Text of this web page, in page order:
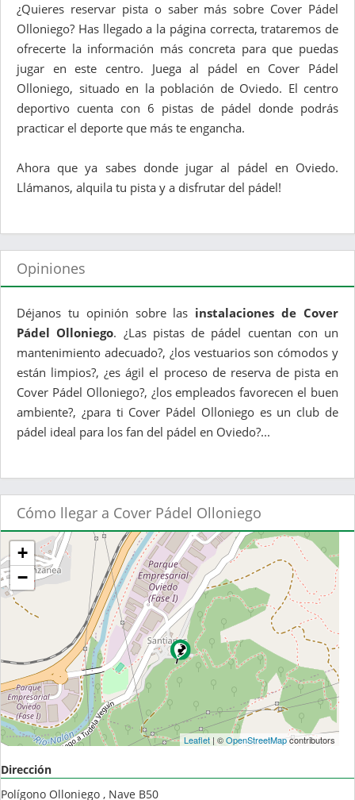
¿Quieres reservar pista o saber más sobre Cover Pádel
Olloniego? Has llegado a la página correcta, trataremos de
ofrecerte la información más concreta para que puedas
jugar en este centro. Juega al pádel en Cover Pádel
Olloniego, situado en la población de Oviedo. El centro
deportivo cuenta con 6 pistas de pádel donde podrás
practicar el deporte que más te engancha.
Ahora que ya sabes donde jugar al pádel en Oviedo.
Llámanos, alquila tu pista y a disfrutar del pádel!
Opiniones
Déjanos tu opinión sobre las instalaciones de Cover
Pádel Olloniego. ¿Las pistas de pádel cuentan con un
mantenimiento adecuado?, ¿los vestuarios son cómodos y
están limpios?, ¿es ágil el proceso de reserva de pista en
Cover Pádel Olloniego?, ¿los empleados favorecen el buen
ambiente?, ¿para ti Cover Pádel Olloniego es un club de
pádel ideal para los fan del pádel en Oviedo?...
Cómo llegar a Cover Pádel Olloniego
+
−
Leaflet| ©OpenStreetMapcontributors
Dirección
Polígono Olloniego , Nave B50